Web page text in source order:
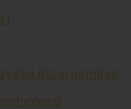
Bazel qo'mitasi